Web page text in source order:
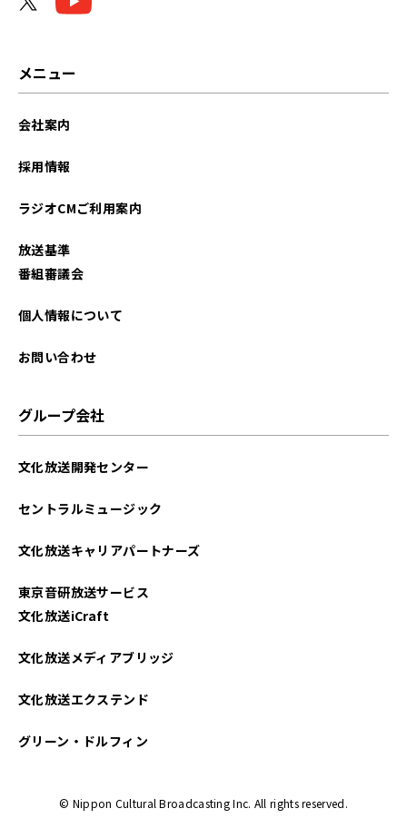
メニュー
会社案内
採用情報
ラジオCMご利用案内
放送基準
番組審議会
個人情報について
お問い合わせ
グループ会社
文化放送開発センター
セントラルミュージック
文化放送キャリアパートナーズ
東京音研放送サービス
文化放送iCraft
文化放送メディアブリッジ
文化放送エクステンド
グリーン・ドルフィン
© Nippon Cultural Broadcasting Inc. All rights reserved.